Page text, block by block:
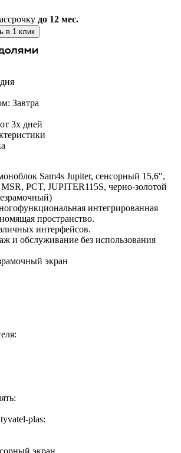
до 12 мес.
в 1 клик
Завтра
от 3х дней
Sam4s Jupiter, сенсорный 15,6″,
PCT, JUPITER115S, черно-золотой
интегрированная
пространство.
интерфейсов.
и обслуживание без использования
экран
plas: